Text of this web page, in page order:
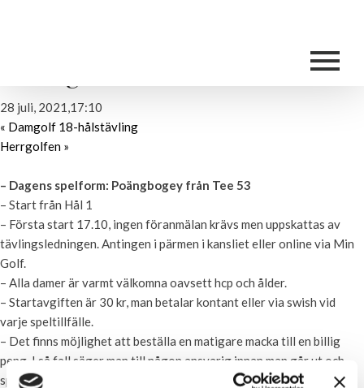
28 juli, 2021,17:10
« Damgolf 18-hålstävling
Herrgolfen »
– Dagens spelform: Poängbogey från Tee 53
– Start från Hål 1
– Första start 17.10, ingen föranmälan krävs men uppskattas av
tävlingsledningen. Antingen i pärmen i kansliet eller online via Min
Golf.
– Alla damer är varmt välkomna oavsett hcp och ålder.
– Startavgiften är 30 kr, man betalar kontant eller via swish vid
varje speltillfälle.
– Det finns möjlighet att beställa en matigare macka till en billig
peng. I så fall säger man till någon ansvarig innan man går ut och
spelar, så är mackan färdig till samlingen efteråt där det även är